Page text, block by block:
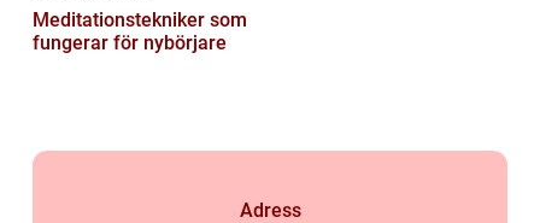
Meditationstekniker som
fungerar för nybörjare
Adress